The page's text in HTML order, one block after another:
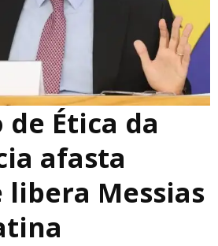
de Ética da
afasta
Messias